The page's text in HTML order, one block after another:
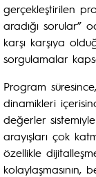
gerçekleştirilen
aradığı sorular”
karşı karşıya
sorgulamalar
Program
dinamikleri
değerler
arayışları çok
özellikle